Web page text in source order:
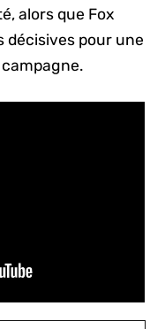
alors que Fox
décisives pour une